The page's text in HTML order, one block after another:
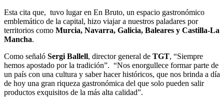
Esta cita que, tuvo lugar en En Bruto, un espacio gastronómico
emblemático de la capital, hizo viajar a nuestros paladares por
territorios como Murcia, Navarra, Galicia, Baleares y Castilla-La
Mancha.
Como señaló Sergi Ballell, director general de TGT, “Siempre
hemos apostado por la tradición”. “Nos enorgullece formar parte de
un país con una cultura y saber hacer históricos, que nos brinda a día
de hoy una gran riqueza gastronómica del que solo pueden salir
productos exquisitos de la más alta calidad”.